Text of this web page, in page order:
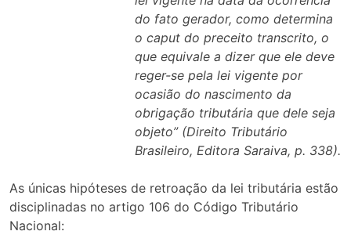
do fato gerador, como determina
o caput do preceito transcrito, o
que equivale a dizer que ele deve
reger-se pela lei vigente por
ocasião do nascimento da
obrigação tributária que dele seja
objeto” (Direito Tributário
Brasileiro, Editora Saraiva, p. 338).
As únicas hipóteses de retroação da lei tributária estão
disciplinadas no artigo 106 do Código Tributário
Nacional: